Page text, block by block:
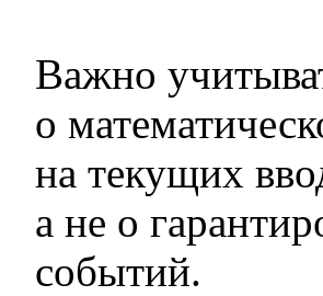
Важно
о
на текущих
а не о
событий.